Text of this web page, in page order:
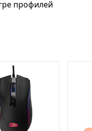
профилей